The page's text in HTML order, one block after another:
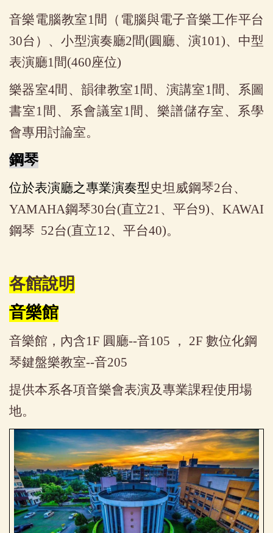
音樂電腦教室1間（電腦與電子音樂工作平台
30台）、小型演奏廳2間(圓廳、演101)、中型
表演廳1間(460座位)
樂器室4間、韻律教室1間、演講室1間、系圖
書室1間、系會議室1間、樂譜儲存室、系學
會專用討論室。
鋼琴
位於表演廳之專業演奏型 史坦威鋼琴2台、
YAMAHA鋼琴30台(直立21、平台9)、KAWAI
鋼琴 52台(直立12、平台40)。
各館說明
音樂館
音樂館，內含1F 圓廳--音105 ， 2F 數位化鋼
琴鍵盤樂教室--音205
提供本系各項音樂會表演及專業課程使用場
地。